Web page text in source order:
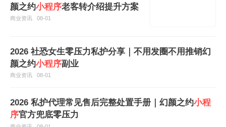
颜之约小程序老客转介绍提升方案
商业资讯 08-01
2026 社恐女生零压力私护分享｜不用发圈不用推销幻
颜之约小程序副业
商业资讯 08-01
2026 私护代理常见售后完整处置手册｜幻颜之约小程
序官方兜底零压力